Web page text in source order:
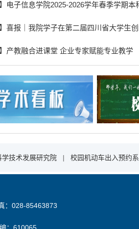
电子信息学院2025-2026学年春季学期本
】喜报｜我院学子在第二届四川省大学生
】产教融合进课堂 企业专家赋能专业教学
学技术发展研究院 | 校园机动车出入预约
：028-85463873